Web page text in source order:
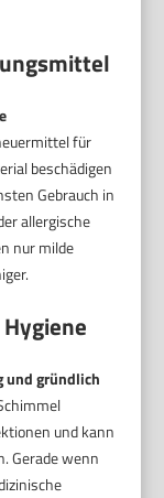
für
beschädigen
Gebrauch in
allergische
nur milde
und gründlich
und kann
Gerade wenn